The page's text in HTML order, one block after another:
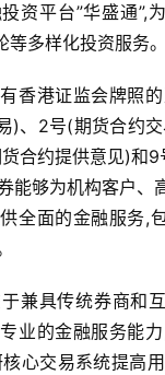
资平台”华盛通”,
多样化投资服务。
香港证监会牌照
)、2号(期货合约
合约提供意见)和
能够为机构客户、
全面的金融服务,
兼具传统券商和
业的金融服务能
心交易系统提高